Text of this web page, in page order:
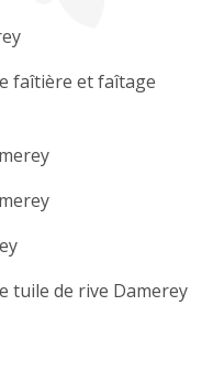
faîtière et faîtage
tuile de rive Damerey